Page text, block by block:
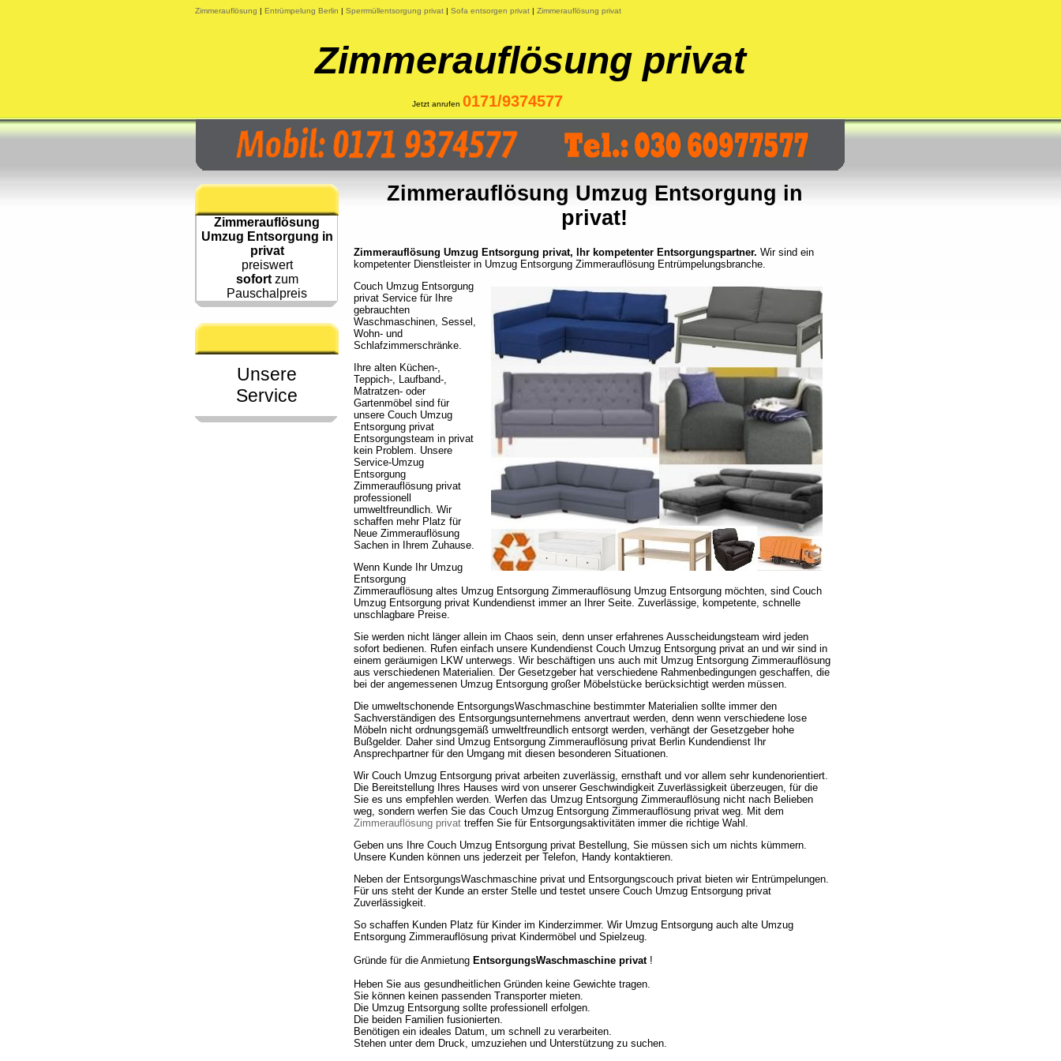
Zimmerauflösung | Entrümpelung Berlin | Sperrmüllentsorgung privat | Sofa entsorgen privat | Zimmerauflösung privat
Zimmerauflösung privat
Jetzt anrufen 0171/9374577
Zimmerauflösung
Umzug Entsorgung in
privat
preiswert
sofortzum
Pauschalpreis
Unsere
Service
Zimmerauflösung Umzug Entsorgung in
privat!
Zimmerauflösung Umzug Entsorgung privat, Ihr kompetenter Entsorgungspartner. Wir sind ein
kompetenter Dienstleister in Umzug Entsorgung Zimmerauflösung Entrümpelungsbranche.
Couch Umzug Entsorgung
privat Service für Ihre
gebrauchten
Waschmaschinen, Sessel,
Wohn- und
Schlafzimmerschränke.
Ihre alten Küchen-,
Teppich-, Laufband-,
Matratzen- oder
Gartenmöbel sind für
unsere Couch Umzug
Entsorgung privat
Entsorgungsteam in privat
kein Problem. Unsere
Service-Umzug
Entsorgung
Zimmerauflösung privat
professionell
umweltfreundlich. Wir
schaffen mehr Platz für
Neue Zimmerauflösung
Sachen in Ihrem Zuhause.
Wenn Kunde Ihr Umzug
Entsorgung
Zimmerauflösung altes Umzug Entsorgung Zimmerauflösung Umzug Entsorgung möchten, sind Couch
Umzug Entsorgung privat Kundendienst immer an Ihrer Seite. Zuverlässige, kompetente, schnelle
unschlagbare Preise.
Sie werden nicht länger allein im Chaos sein, denn unser erfahrenes Ausscheidungsteam wird jeden
sofort bedienen. Rufen einfach unsere Kundendienst Couch Umzug Entsorgung privat an und wir sind in
einem geräumigen LKW unterwegs. Wir beschäftigen uns auch mit Umzug Entsorgung Zimmerauflösung
aus verschiedenen Materialien. Der Gesetzgeber hat verschiedene Rahmenbedingungen geschaffen, die
bei der angemessenen Umzug Entsorgung großer Möbelstücke berücksichtigt werden müssen.
Die umweltschonende EntsorgungsWaschmaschine bestimmter Materialien sollte immer den
Sachverständigen des Entsorgungsunternehmens anvertraut werden, denn wenn verschiedene lose
Möbeln nicht ordnungsgemäß umweltfreundlich entsorgt werden, verhängt der Gesetzgeber hohe
Bußgelder. Daher sind Umzug Entsorgung Zimmerauflösung privat Berlin Kundendienst Ihr
Ansprechpartner für den Umgang mit diesen besonderen Situationen.
Wir Couch Umzug Entsorgung privat arbeiten zuverlässig, ernsthaft und vor allem sehr kundenorientiert.
Die Bereitstellung Ihres Hauses wird von unserer Geschwindigkeit Zuverlässigkeit überzeugen, für die
Sie es uns empfehlen werden. Werfen das Umzug Entsorgung Zimmerauflösung nicht nach Belieben
weg, sondern werfen Sie das Couch Umzug Entsorgung Zimmerauflösung privat weg. Mit dem
Zimmerauflösung privat treffen Sie für Entsorgungsaktivitäten immer die richtige Wahl.
Geben uns Ihre Couch Umzug Entsorgung privat Bestellung, Sie müssen sich um nichts kümmern.
Unsere Kunden können uns jederzeit per Telefon, Handy kontaktieren.
Neben der EntsorgungsWaschmaschine privat und Entsorgungscouch privat bieten wir Entrümpelungen.
Für uns steht der Kunde an erster Stelle und testet unsere Couch Umzug Entsorgung privat
Zuverlässigkeit.
So schaffen Kunden Platz für Kinder im Kinderzimmer. Wir Umzug Entsorgung auch alte Umzug
Entsorgung Zimmerauflösung privat Kindermöbel und Spielzeug.
Gründe für die Anmietung EntsorgungsWaschmaschine privat !
Heben Sie aus gesundheitlichen Gründen keine Gewichte tragen.
Sie können keinen passenden Transporter mieten.
Die Umzug Entsorgung sollte professionell erfolgen.
Die beiden Familien fusionierten.
Benötigen ein ideales Datum, um schnell zu verarbeiten.
Stehen unter dem Druck, umzuziehen und Unterstützung zu suchen.